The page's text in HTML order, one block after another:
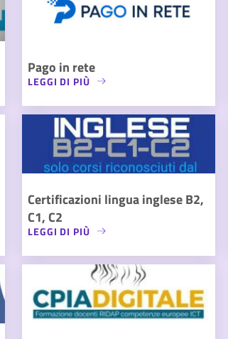
Pago in rete
LEGGI DI PIÙ
Certificazioni lingua inglese B2,
C1, C2
LEGGI DI PIÙ